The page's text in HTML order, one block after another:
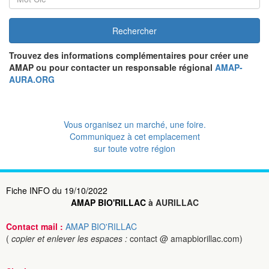
Rechercher
Trouvez des informations complémentaires pour créer une
AMAP ou pour contacter un responsable régional AMAP-
AURA.ORG
Vous organisez un marché, une foire.
Communiquez à cet emplacement
sur toute votre région
Fiche INFO du 19/10/2022
AMAP BIO'RILLACà AURILLAC
Contact mail : AMAP BIO'RILLAC
( copier et enlever les espaces : contact @ amapbiorillac.com)